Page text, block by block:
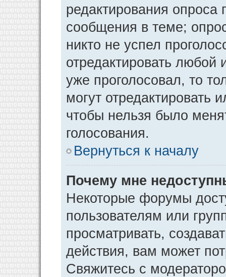
редактирования опроса
сообщения в теме;
никто не успел
отредактировать любой
уже проголосовал, то
могут отредактировать
чтобы нельзя было
голосования.
Вернуться к началу
Почему мне
Некоторые форумы
пользователям или
просматривать,
действия, вам может
Свяжитесь с